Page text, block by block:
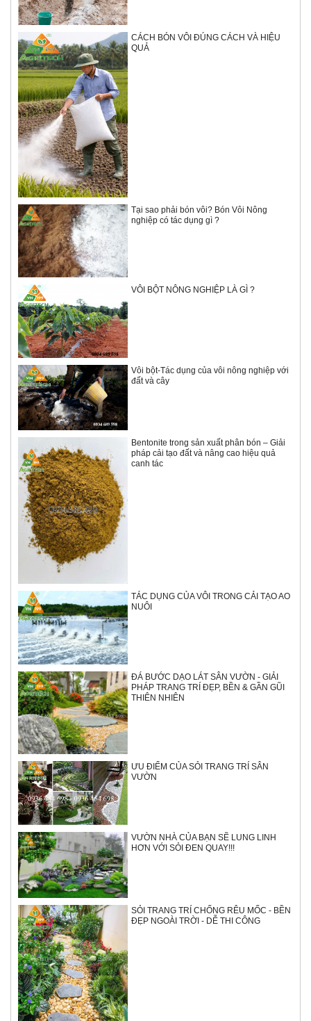
CÁCH BÓN VÔI ĐÚNG CÁCH VÀ HIỆU
QUẢ
Tại sao phải bón vôi? Bón Vôi Nông
nghiệp có tác dụng gì ?
VÔI BỘT NÔNG NGHIỆP LÀ GÌ ?
Vôi bột-Tác dụng của vôi nông nghiệp với
đất và cây
Bentonite trong sản xuất phân bón – Giải
pháp cải tạo đất và nâng cao hiệu quả
canh tác
TÁC DỤNG CỦA VÔI TRONG CẢI TẠO AO
NUÔI
ĐÁ BƯỚC DẠO LÁT SÂN VƯỜN - GIẢI
PHÁP TRANG TRÍ ĐẸP, BỀN & GẦN GŨI
THIÊN NHIÊN
ƯU ĐIỂM CỦA SỎI TRANG TRÍ SÂN
VƯỜN
VƯỜN NHÀ CỦA BẠN SẼ LUNG LINH
HƠN VỚI SỎI ĐEN QUAY!!!
SỎI TRANG TRÍ CHỐNG RÊU MỐC - BỀN
ĐẸP NGOÀI TRỜI - DỄ THI CÔNG